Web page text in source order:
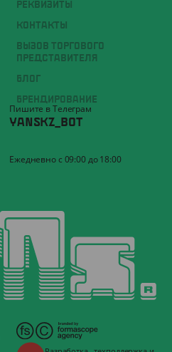
РЕКВИЗИТЫ
КОНТАКТЫ
ВЫЗОВ ТОРГОВОГО
ПРЕДСТАВИТЕЛЯ
БЛОГ
БРЕНДИРОВАНИЕ
Пишите в Телеграм
YANSKZ_BOT
Ежедневно с 09:00 до 18:00